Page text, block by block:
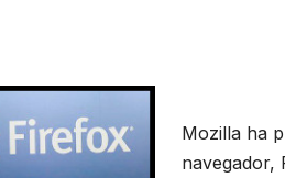
Mozilla ha
navegador,